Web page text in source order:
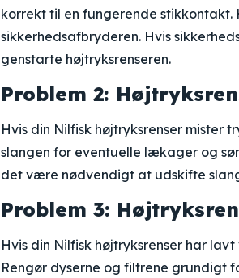
korrekt til en fungerende stikkontakt.
sikkerhedsafbryderen. Hvis
genstarte højtryksrenseren.
Problem 2:
Hvis din Nilfisk højtryksrenser
slangen for eventuelle lækager og
det være nødvendigt at udskifte
Problem 3:
Hvis din Nilfisk højtryksrenser har
Rengør dyserne og filtrene grundigt